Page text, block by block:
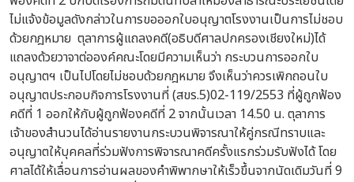
ไม่แจ้งข้อมูลดังกล่าวในการขอออกใบอนุญาตโรงงานเป็นการไม่ชอบ
ด้วยกฎหมาย ตุลาการผู้แถลงคดี(อธิบดีศาลปกครองเชียงใหม่)ได้
แถลงด้วยวาจาต่อองค์คณะโดยมีความเห็นว่า กระบวนการออกใบ
อนุญาตฯ เป็นไปโดยไม่ชอบด้วยกฎหมาย จึงเห็นว่าควรเพิกถอนใบ
อนุญาตประกอบกิจการโรงงานที่ (สขร.5)02-119/2553 ที่ผู้ถูกฟ้อง
คดีที่ 1 ออกให้กับผู้ถูกฟ้องคดีที่ 2 จากนั้นเวลา 14.50 น. ตุลาการ
เจ้าของสำนวนได้อ่านรายงานกระบวนพิจารณาให้คู่กรณีทราบและ
อนุญาตให้บุคคลที่ร่วมฟังการพิจารณาคดีครั้งแรกร่วมรับฟังได้ โดย
ศาลได้ให้เลื่อนการอ่านผลของคำพิพากษาให้เร็วขึ้นจากนัดเดิมวันที่ 9